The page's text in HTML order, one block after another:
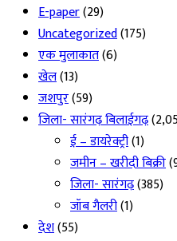
E-paper(29)
Uncategorized(175)
एक मुलाकात(6)
खेल(13)
जशपुर(59)
जिला- सारंगढ़ बिलाईगढ़
ई – डायरेक्ट्री(1)
जमीन – खरीदी बिक्री
जिला- सारंगढ़(385)
जॉब गैलरी(1)
देश(55)